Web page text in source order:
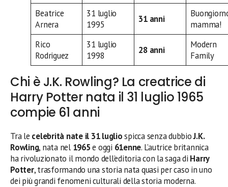
Beatrice
Arnera
31 luglio
1995
31 anni
mamma!
Rico
Rodriguez
31 luglio
1998
28 anni
Modern
Family
Chi è J.K. Rowling? La creatrice di
Harry Potter nata il 31 luglio 1965
compie 61 anni
Tra le celebrità nate il 31 lugliospicca senza dubbioJ.K.
Rowling, nata nel 1965e oggi 61enne. L’autrice britannica
ha rivoluzionato il mondo dell’editoria con la saga di Harry
Potter, trasformando una storia nata quasi per caso in uno
dei più grandi fenomeni culturali della storia moderna.